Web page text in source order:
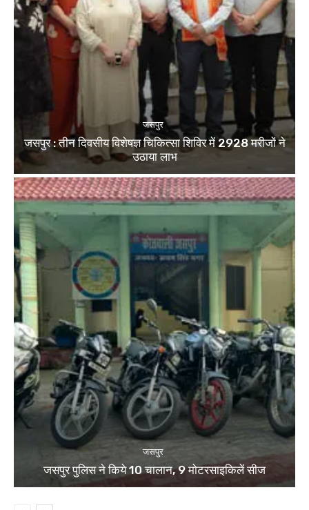
जसपुर
जसपुर : तीन दिवसीय विशेषज्ञ चिकित्सा शिविर में 2928 मरीजों ने
उठाया लाभ
जसपुर
जसपुर पुलिस ने किये 10 चालान, 9 मोटरसाइकिलें सीज